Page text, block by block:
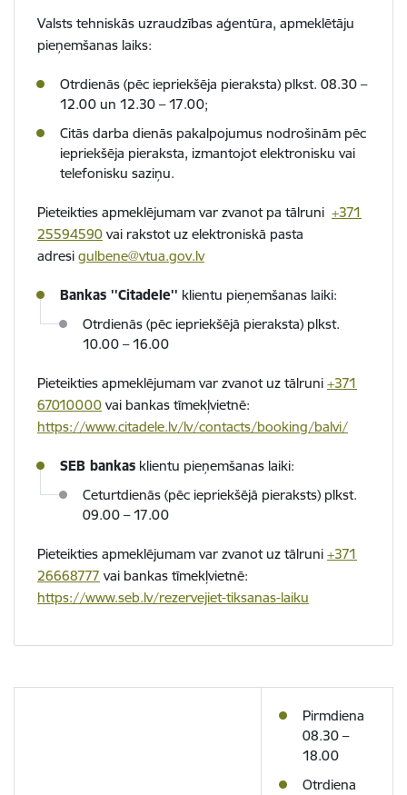
Valsts tehniskās uzraudzības aģentūra, apmeklētāju
pieņemšanas laiks:
Otrdienās (pēc iepriekšēja pieraksta) plkst. 08.30 –
12.00 un 12.30 – 17.00;
Citās darba dienās pakalpojumus nodrošinām pēc
iepriekšēja pieraksta, izmantojot elektronisku vai
telefonisku saziņu.
Pieteikties apmeklējumam var zvanot pa tālruni +371
25594590 vai rakstot uz elektroniskā pasta
adresi gulbene@vtua.gov.lv
Bankas ''Citadele'' klientu pieņemšanas laiki:
Otrdienās (pēc iepriekšējā pieraksta) plkst.
10.00 – 16.00
Pieteikties apmeklējumam var zvanot uz tālruni +371
67010000 vai bankas tīmekļvietnē:
https://www.citadele.lv/lv/contacts/booking/balvi/
SEB bankas klientu pieņemšanas laiki:
Ceturtdienās (pēc iepriekšējā pieraksts) plkst.
09.00 – 17.00
Pieteikties apmeklējumam var zvanot uz tālruni +371
26668777 vai bankas tīmekļvietnē:
https://www.seb.lv/rezervejiet-tiksanas-laiku
Pirmdiena
08.30 –
18.00
Otrdiena